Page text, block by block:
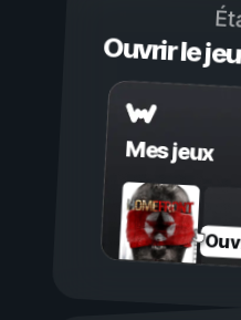
Ouvrir le
Mes jeux